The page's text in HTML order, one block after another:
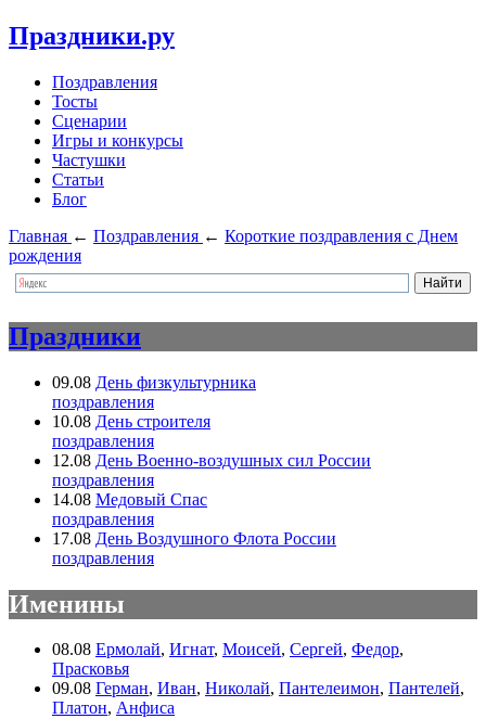
Праздники.ру
Поздравления
Тосты
Сценарии
Игры и конкурсы
Частушки
Статьи
Блог
Главная ← Поздравления ← Короткие поздравления с Днем
рождения
Праздники
09.08 День физкультурника
поздравления
10.08 День строителя
поздравления
12.08 День Военно-воздушных сил России
поздравления
14.08 Медовый Спас
поздравления
17.08 День Воздушного Флота России
поздравления
Именины
08.08 Ермолай, Игнат, Моисей, Сергей, Федор,
Прасковья
09.08 Герман, Иван, Николай, Пантелеимон, Пантелей,
Платон, Анфиса